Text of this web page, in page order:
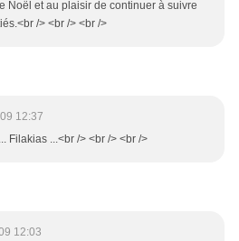
Noël et au plaisir de continuer à suivre
/> <br /> <br />
12:37
Filakias ...<br /> <br /> <br />
12:03